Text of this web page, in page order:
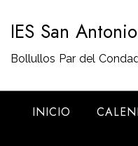
contenido
IES San Antonio
Bollullos Par del
INICIO